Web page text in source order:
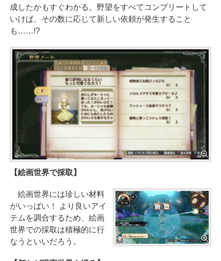
成したかもすぐわかる。野望をすべてコンプリートして
いけば、その数に応じて新しい依頼が発生すること
も……!?
【絵画世界で採取】
絵画世界には珍しい材料
がいっぱい！ より良いアイ
テムを調合するため、絵画
世界での採取は積極的に行
なうといいだろう。